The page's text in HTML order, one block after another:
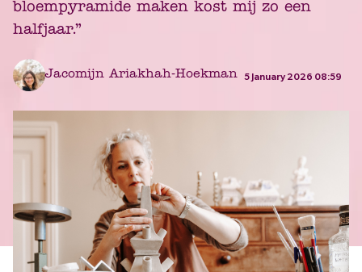
bloempyramide maken kost mij zo een
halfjaar.”
Jacomijn Ariakhah-Hoekman 5 January 2026 08:59